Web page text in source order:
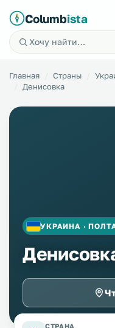
Columbista
Главная Страны
Денисовка
УКРАИНА ·
СТРАНА